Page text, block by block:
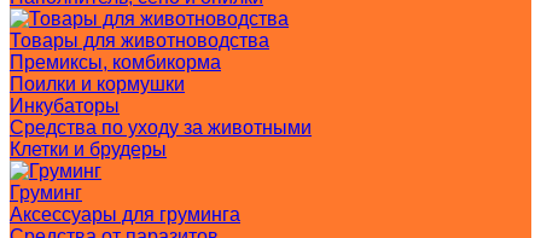
Товары для животноводства
Премиксы, комбикорма
Поилки и кормушки
Инкубаторы
Средства по уходу за животными
Клетки и брудеры
Груминг
Аксессуары для груминга